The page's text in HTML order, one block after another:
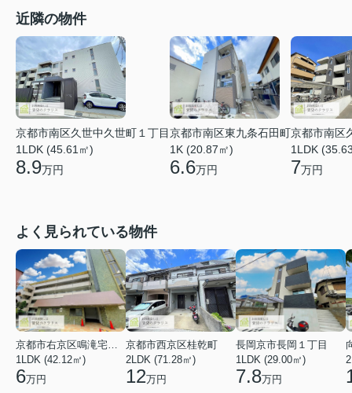
近隣の物件
京都市南区久世中久世町１丁目
1LDK (45.61㎡)
8.9万円
京都市南区東九条石田町
1K (20.87㎡)
6.6万円
京都市南区
1LDK
7万円
よく見られている物件
京都市右京区鳴滝宅間町
1LDK (42.12㎡)
6万円
京都市西京区桂乾町
2LDK (71.28㎡)
12万円
長岡京市長岡１丁目
1LDK (29.00㎡)
7.8万円